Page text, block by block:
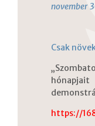
november
Csak
https://